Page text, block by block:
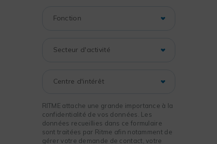
RITME attache une grande importance à la
confidentialité de vos données. Les
données recueillies dans ce formulaire
sont traitées par Ritme afin notamment de
gérer votre demande de contact, votre